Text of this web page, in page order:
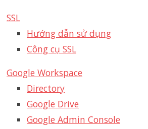
SSL
Hướng dẫn sử dụng
Công cụ SSL
Google Workspace
Directory
Google Drive
Google Admin Console